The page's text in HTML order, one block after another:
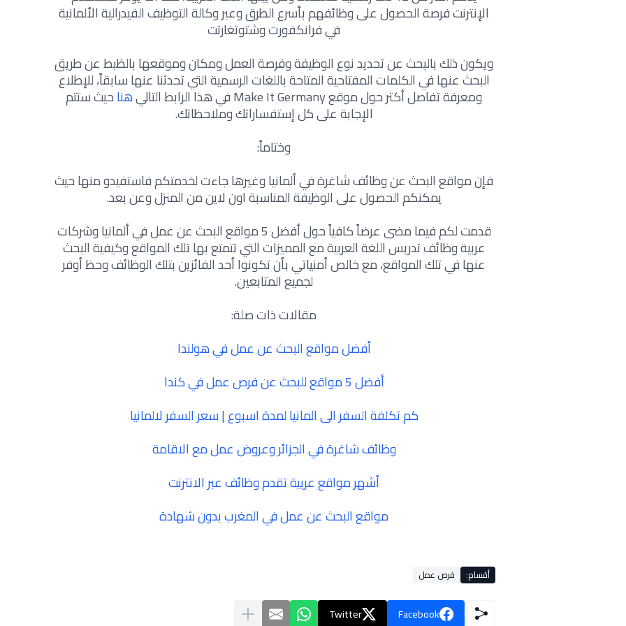
الإنترنت فرصة الحصول على وظائفهم بأسرع الطرق وعبر وكالة التوظيف الفيدرالية الألمانية
في فرانكفورت وشتوتغارتت
ويكون ذلك بالبحث عن تحديد نوع الوظيفة وفرصة العمل ومكان وموقعها بالظبط عن طريق
البحث عنها في الكلمات المفتاحية المتاحة باللغات الرسمية التي تحدثنا عنها سابقاً، للإطلاع
ومعرفة تفاصل أكثر حول موقع Make It Germany في هذا الرابط التالي هناحيث ستتم
الإجابة على كل إستفساراتك وملاحظاتك.
وختاماً:
فإن مواقع البحث عن وظائف شاغرة في ألمانيا وغيرها جاءت لخدمتكم فاستفيدو منها حيث
يمكنكم الحصول على الوظيفة المناسبة اون لاين من المنزل وعن بعد.
قدمت لكم فيما مضى عرضاً كافياً حول أفضل 5 مواقع البحث عن عمل في ألمانيا وشركات
عربية وظائف تدريس اللغة العربية مع المميزات التي تتمتع بها تلك المواقع وكيفية البحث
عنها في تلك المواقع، مع خالص أمنياتي بأن تكونوا أحد الفائزين بتلك الوظائف وحظ أوفر
لجميع المتابعين.
مقالات ذات صلة:
أفضل مواقع البحث عن عمل في هولندا
أفضل 5 مواقع للبحث عن فرص عمل في كندا
كم تكلفة السفر الى المانيا لمدة اسبوع | سعر السفر لالمانيا
وظائف شاغرة في الجزائر وعروض عمل مع الاقامة
أشهر مواقع عربية تقدم وظائف عبر الانترنت
مواقع البحث عن عمل في المغرب بدون شهادة
أقسام: فرص عمل
Facebook
Twitter